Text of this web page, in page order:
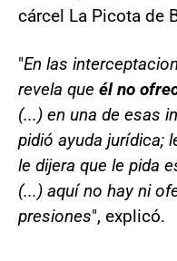
cárcel La Picota de
"En las
revela que él no
(...) en una de esas
pidió ayuda jurídica;
le dijera que le pida
(...) aquí no hay ni
presiones", explicó.